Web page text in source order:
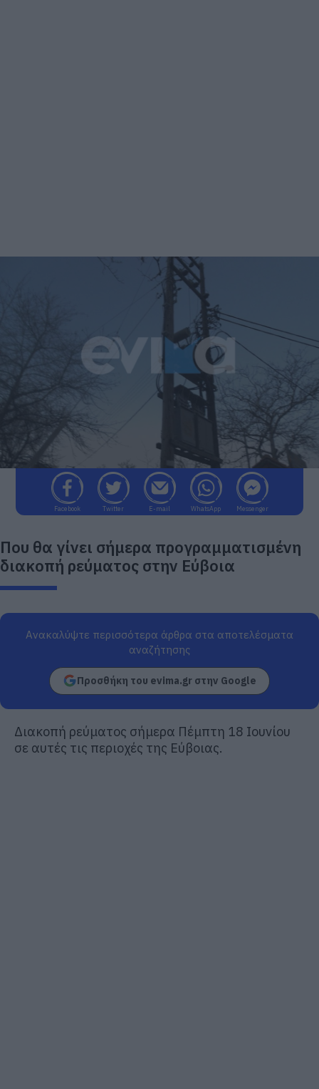
Facebook Twitter E-mail WhatsApp Messenger
Που θα γίνει σήμερα προγραμματισμένη
διακοπή ρεύματος στην Εύβοια
Ανακαλύψτε περισσότερα άρθρα στα αποτελέσματα
αναζήτησης
Προσθήκη του evima.gr στην Google
Διακοπή ρεύματος σήμερα Πέμπτη 18 Ιουνίου
σε αυτές τις περιοχές της Εύβοιας.